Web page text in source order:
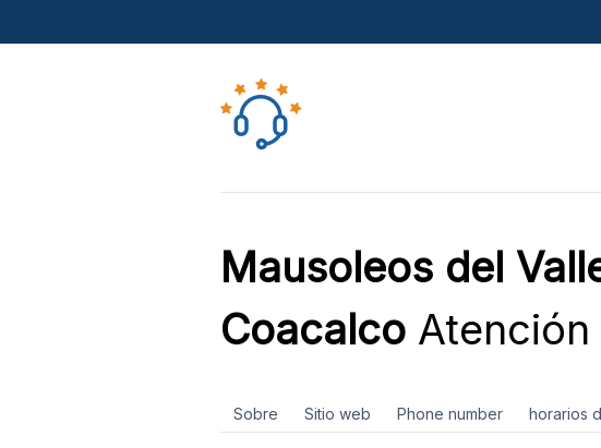
Mausoleos del
CoacalcoAtención
Sobre Sitio web Phone number horarios